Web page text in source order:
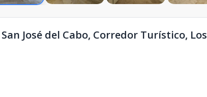
José del Cabo, Corredor Turístico, Los